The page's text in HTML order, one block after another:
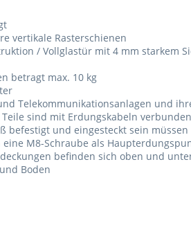
vertikale Rasterschienen
/ Vollglastür mit 4 mm starkem
betragt max. 10 kg
Telekommunikationsanlagen und
sind mit Erdungskabeln
befestigt und eingesteckt sein müssen
M8-Schraube als
befinden sich oben und
Boden